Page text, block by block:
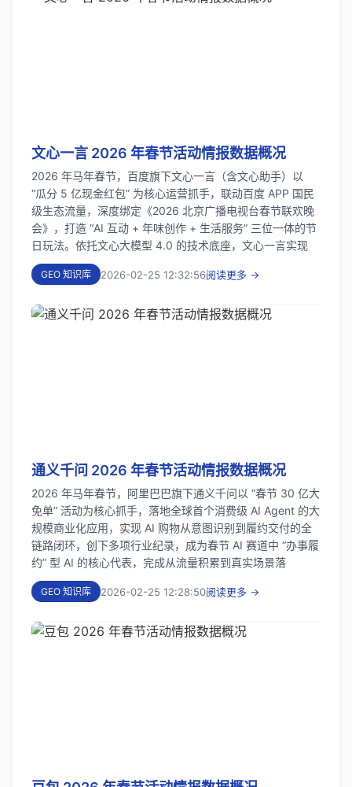
文心一言 2026 年春节活动情报数据概况
2026 年马年春节，百度旗下文心一言（含文心助手）以
“瓜分 5 亿现金红包” 为核心运营抓手，联动百度 APP 国民
级生态流量，深度绑定《2026 北京广播电视台春节联欢晚
会》，打造 “AI 互动 + 年味创作 + 生活服务” 三位一体的节
日玩法。依托文心大模型 4.0 的技术底座，文心一言实现
GEO 知识库 2026-02-25 12:32:56阅读更多 →
通义千问 2026 年春节活动情报数据概况
2026 年马年春节，阿里巴巴旗下通义千问以 “春节 30 亿大
免单” 活动为核心抓手，落地全球首个消费级 AI Agent 的大
规模商业化应用，实现 AI 购物从意图识别到履约交付的全
链路闭环，创下多项行业纪录，成为春节 AI 赛道中 “办事履
约” 型 AI 的核心代表，完成从流量积累到真实场景落
GEO 知识库 2026-02-25 12:28:50阅读更多 →